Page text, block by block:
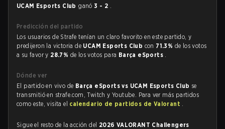
UCAM Esports Club ganó3 - 2 .
Predicción del partido
Los usuarios de Strafe tenían un claro favorito en este partido, y
predijeron la victoria de UCAM Esports Club con 71.3% de los votos
a su favor y 28.7% de los votos para Barça eSports .
Dónde ver
El partido en vivo de Barça eSports vs UCAM Esports Club se
transmitió en strafe.com, Twitch y Youtube. Para ver más partidos
como este, visita el calendario de partidos de Valorant .
Sigue el resto de la acción del 2026 VALORANT Challengers